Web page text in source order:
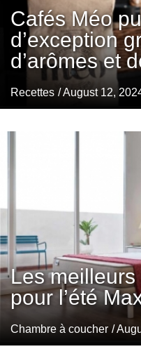
Cafés Méo
d’exception
d’arômes et
Recettes / August 12,
Les
pour l’été
Chambre à coucher /